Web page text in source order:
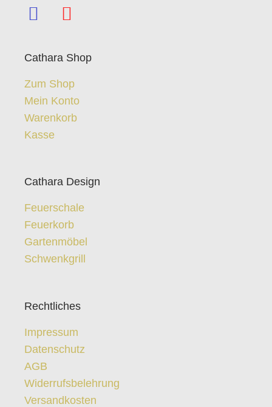
Cathara Shop
Zum Shop
Mein Konto
Warenkorb
Kasse
Cathara Design
Feuerschale
Feuerkorb
Gartenmöbel
Schwenkgrill
Rechtliches
Impressum
Datenschutz
AGB
Widerrufsbelehrung
Versandkosten